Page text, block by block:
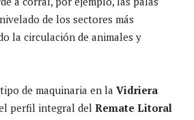
de los sectores más
la circulación de animales y
de maquinaria en la Vidriera
perfil integral del Remate Litoral